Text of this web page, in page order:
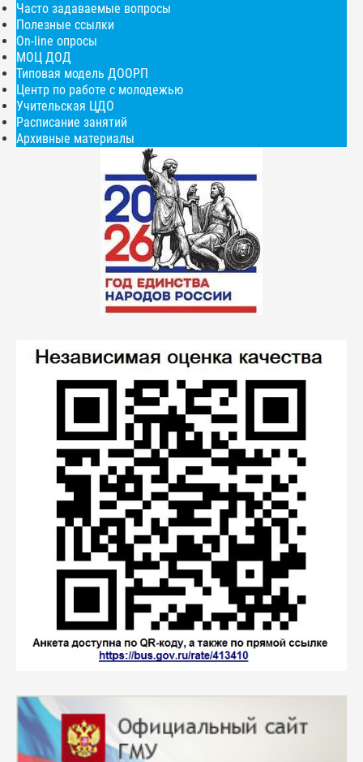
Часто задаваемые вопросы
Полезные ссылки
On-line опросы
МОЦ ДОД
Типовая модель ДООРП
Центр по работе с молодежью
Учительская ЦДО
Расписание занятий
Архивные материалы